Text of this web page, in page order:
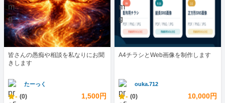
皆さんの愚痴や相談を私なりにお聞
きします
たーっく
- (0) 1,500円
A4チラシとWeb画像を制作します
ouka.712
- (0) 10,000円